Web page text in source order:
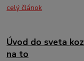
celý článok
Úvod do sveta
na to